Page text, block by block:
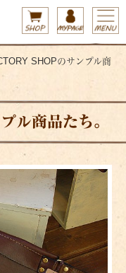
SHOPのサンプル商
ル商品たち。